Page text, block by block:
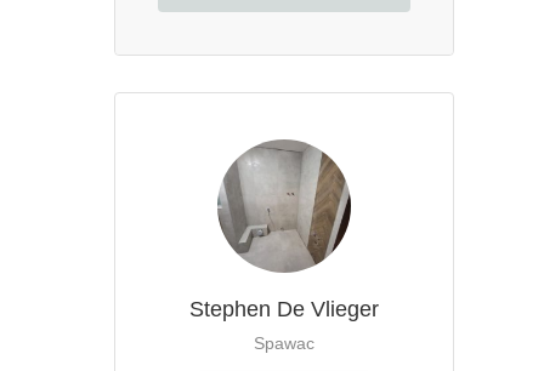
Stephen De Vlieger
Spawac